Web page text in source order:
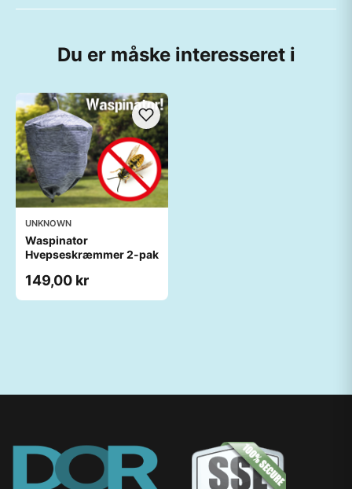
Du er måske interesseret i
UNKNOWN
Waspinator
Hvepseskræmmer 2-pak
149,00 kr